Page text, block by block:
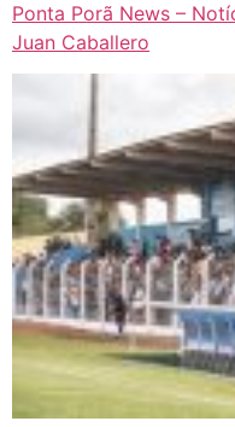
Ponta Porã News –
Juan Caballero